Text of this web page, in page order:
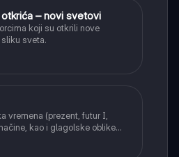
– novi svetovi
koji su otkrili nove
sveta.
vremena (prezent, futur I,
kao i glagolske oblike
i prilozi) i glagolski vid